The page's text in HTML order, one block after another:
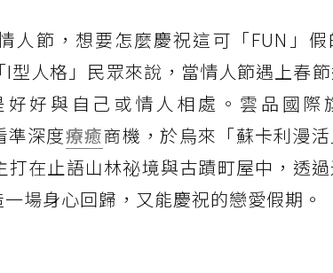
人節，想要怎麼慶祝這可「FUN」
人格」民眾來說，當情人節遇上春
好與自己或情人相處。雲品國際
準深度療癒商機，於烏來「蘇卡利漫
打在止語山林祕境與古蹟町屋中，透
場身心回歸，又能慶祝的戀愛假期。